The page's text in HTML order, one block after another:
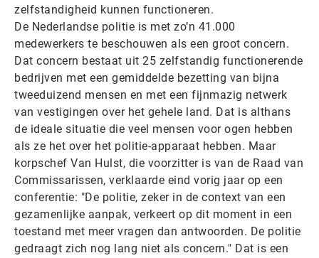
zelfstandigheid kunnen functioneren.
De Nederlandse politie is met zo’n 41.000
medewerkers te beschouwen als een groot concern.
Dat concern bestaat uit 25 zelfstandig functionerende
bedrijven met een gemiddelde bezetting van bijna
tweeduizend mensen en met een fijnmazig netwerk
van vestigingen over het gehele land. Dat is althans
de ideale situatie die veel mensen voor ogen hebben
als ze het over het politie-apparaat hebben. Maar
korpschef Van Hulst, die voorzitter is van de Raad van
Commissarissen, verklaarde eind vorig jaar op een
conferentie: "De politie, zeker in de context van een
gezamenlijke aanpak, verkeert op dit moment in een
toestand met meer vragen dan antwoorden. De politie
gedraagt zich nog lang niet als concern." Dat is een